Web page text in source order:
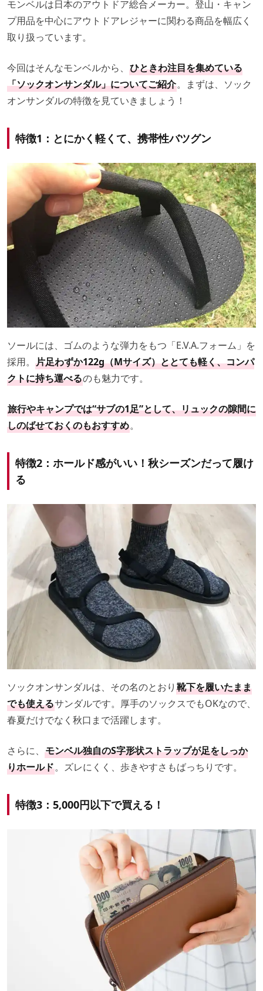
モンベルは日本のアウトドア総合メーカー。登山・キャン
プ用品を中心にアウトドアレジャーに関わる商品を幅広く
取り扱っています。
今回はそんなモンベルから、 ひときわ注目を集めている
「ソックオンサンダル」についてご紹介。まずは、ソック
オンサンダルの特徴を見ていきましょう！
特徴1：とにかく軽くて、携帯性バツグン
ソールには、ゴムのような弾力をもつ「E.V.A.フォーム」を
採用。 片足わずか122g（Mサイズ）ととても軽く、コンパ
クトに持ち運べるのも魅力です。
旅行やキャンプでは“サブの1足”として、リュックの隙間に
しのばせておくのもおすすめ。
特徴2：ホールド感がいい！秋シーズンだって履け
る
ソックオンサンダルは、その名のとおり 靴下を履いたまま
でも使えるサンダルです。厚手のソックスでもOKなので、
春夏だけでなく秋口まで活躍します。
さらに、 モンベル独自のS字形状ストラップが足をしっか
りホールド。ズレにくく、歩きやすさもばっちりです。
特徴3：5,000円以下で買える！